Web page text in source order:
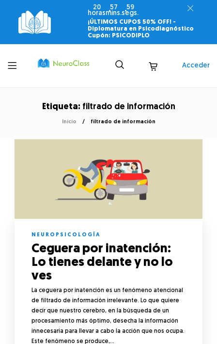
20
horas
57
mins.
59
segs.
¡ÚLTIMOS CUPOS 50% OFF! -
Diplomatura en Psicodiagnóstico
Cupón: PSICODIPLO
Toggle
menu
Acceder
Etiqueta: filtrado de información
Inicio filtrado de información
NEUROPSICOLOGÍA
Ceguera por inatención:
Lo tienes delante y no lo
ves
La ceguera por inatención es un fenómeno atencional
de filtrado de información irrelevante. Lo que quiere
decir que nuestro cerebro, en la búsqueda de un
procesamiento más óptimo, desecha la información
innecesaria para llevar a cabo la acción que nos ocupa.
Este fenómeno se produce,…